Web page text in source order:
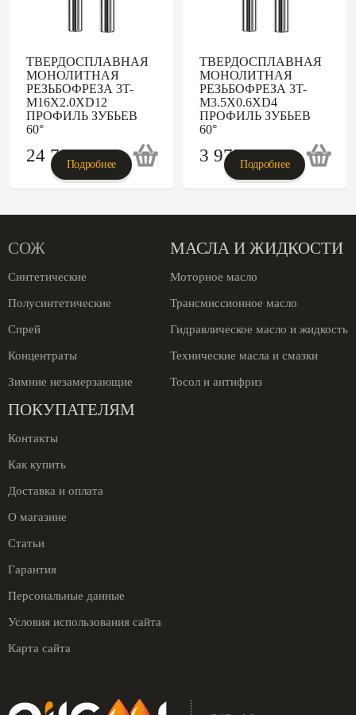
ТВЕРДОСПЛАВНАЯ
МОНОЛИТНАЯ
РЕЗЬБОФРЕЗА 3T-
M16X2.0XD12
ПРОФИЛЬ ЗУБЬЕВ
60°
24 790p
Подробнее
ТВЕРДОСПЛАВНАЯ
МОНОЛИТНАЯ
РЕЗЬБОФРЕЗА 3T-
M3.5X0.6XD4
ПРОФИЛЬ ЗУБЬЕВ
60°
3 975p
Подробнее
СОЖ
Синтетические
Полусинтетические
Спрей
Концентраты
Зимние незамерзающие
МАСЛА И ЖИДКОСТИ
Моторное масло
Трансмиссионное масло
Гидравлическое масло и жидкость
Технические масла и смазки
Тосол и антифриз
ПОКУПАТЕЛЯМ
Контакты
Как купить
Доставка и оплата
О магазине
Статьи
Гарантия
Персональные данные
Условия использования сайта
Карта сайта